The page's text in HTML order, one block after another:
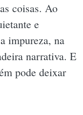
coisas. Ao
e
impureza, na
narrativa. E
pode deixar